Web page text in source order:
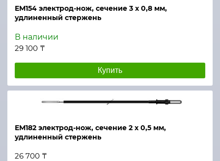
ЕМ154 электрод-нож, сечение 3 х 0,8 мм,
удлиненный стержень
В наличии
29 100 ₸
Купить
ЕМ182 электрод-нож, сечение 2 х 0,5 мм,
удлиненный стержень
26 700 ₸